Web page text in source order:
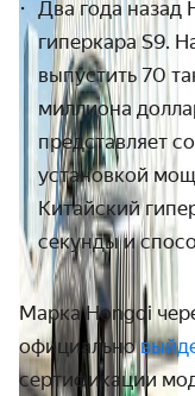
Два года назад
гиперкара S9.
выпустить 70
миллиона
представляет
установкой
Китайский
секунды и
Марка Hongqi
официально
сертификации